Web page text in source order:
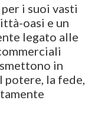
i suoi vasti
oasi e un
legato alle
in
potere, la fede,